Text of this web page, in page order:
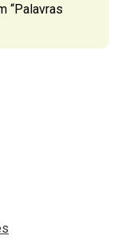
“Palavras